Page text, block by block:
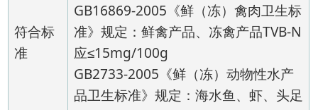
符合标
准
GB16869-2005《鲜（冻）禽肉卫生标
准》规定：鲜禽产品、冻禽产品TVB-N
应≤15mg/100g
GB2733-2005《鲜（冻）动物性水产
品卫生标准》规定：海水鱼、虾、头足